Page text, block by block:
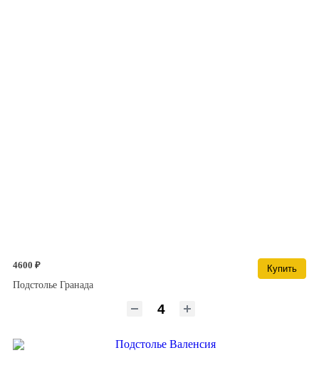
4600 ₽
Купить
Подстолье Гранада